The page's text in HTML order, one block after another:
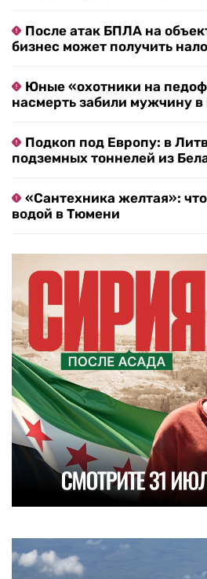
После атак БПЛА на
бизнес может получить
Юные «охотники на
насмерть забили мужчину в
Подкоп под Европу: в
подземных тоннелей из
«Сантехника желтая»:
водой в Тюмени